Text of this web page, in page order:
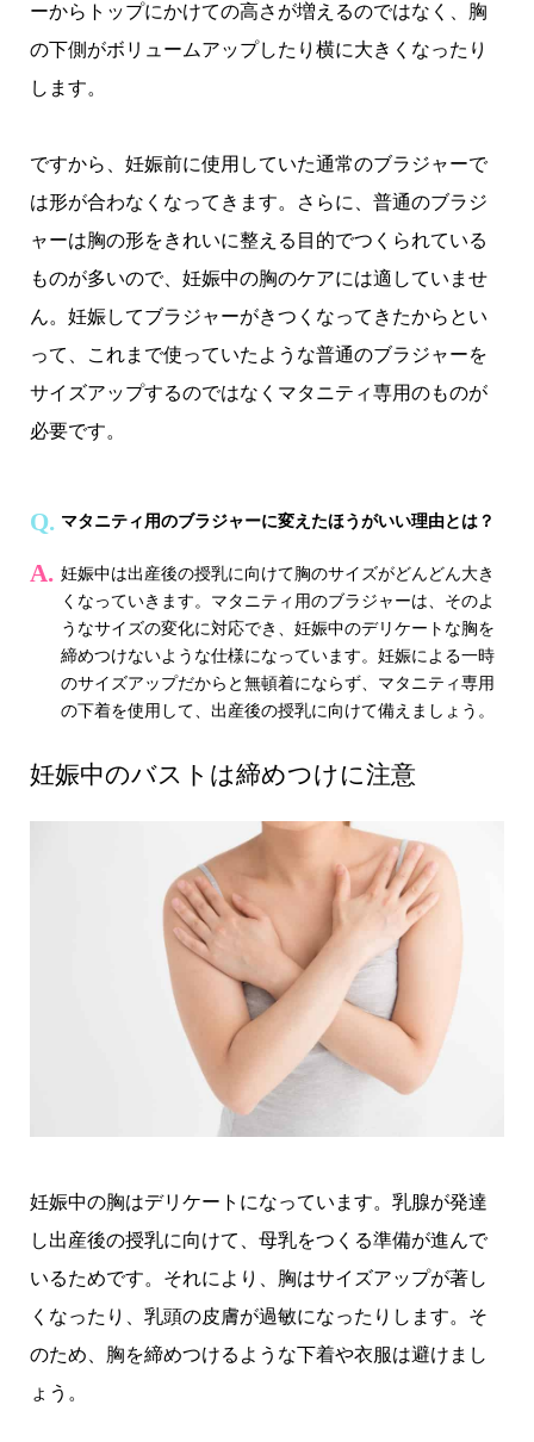
ーからトップにかけての高さが増えるのではなく、胸
の下側がボリュームアップしたり横に大きくなったり
します。
ですから、妊娠前に使用していた通常のブラジャーで
は形が合わなくなってきます。さらに、普通のブラジ
ャーは胸の形をきれいに整える目的でつくられている
ものが多いので、妊娠中の胸のケアには適していませ
ん。妊娠してブラジャーがきつくなってきたからとい
って、これまで使っていたような普通のブラジャーを
サイズアップするのではなくマタニティ専用のものが
必要です。
マタニティ用のブラジャーに変えたほうがいい理由とは？
妊娠中は出産後の授乳に向けて胸のサイズがどんどん大き
くなっていきます。マタニティ用のブラジャーは、そのよ
うなサイズの変化に対応でき、妊娠中のデリケートな胸を
締めつけないような仕様になっています。妊娠による一時
のサイズアップだからと無頓着にならず、マタニティ専用
の下着を使用して、出産後の授乳に向けて備えましょう。
妊娠中のバストは締めつけに注意
妊娠中の胸はデリケートになっています。乳腺が発達
し出産後の授乳に向けて、母乳をつくる準備が進んで
いるためです。それにより、胸はサイズアップが著し
くなったり、乳頭の皮膚が過敏になったりします。そ
のため、胸を締めつけるような下着や衣服は避けまし
ょう。